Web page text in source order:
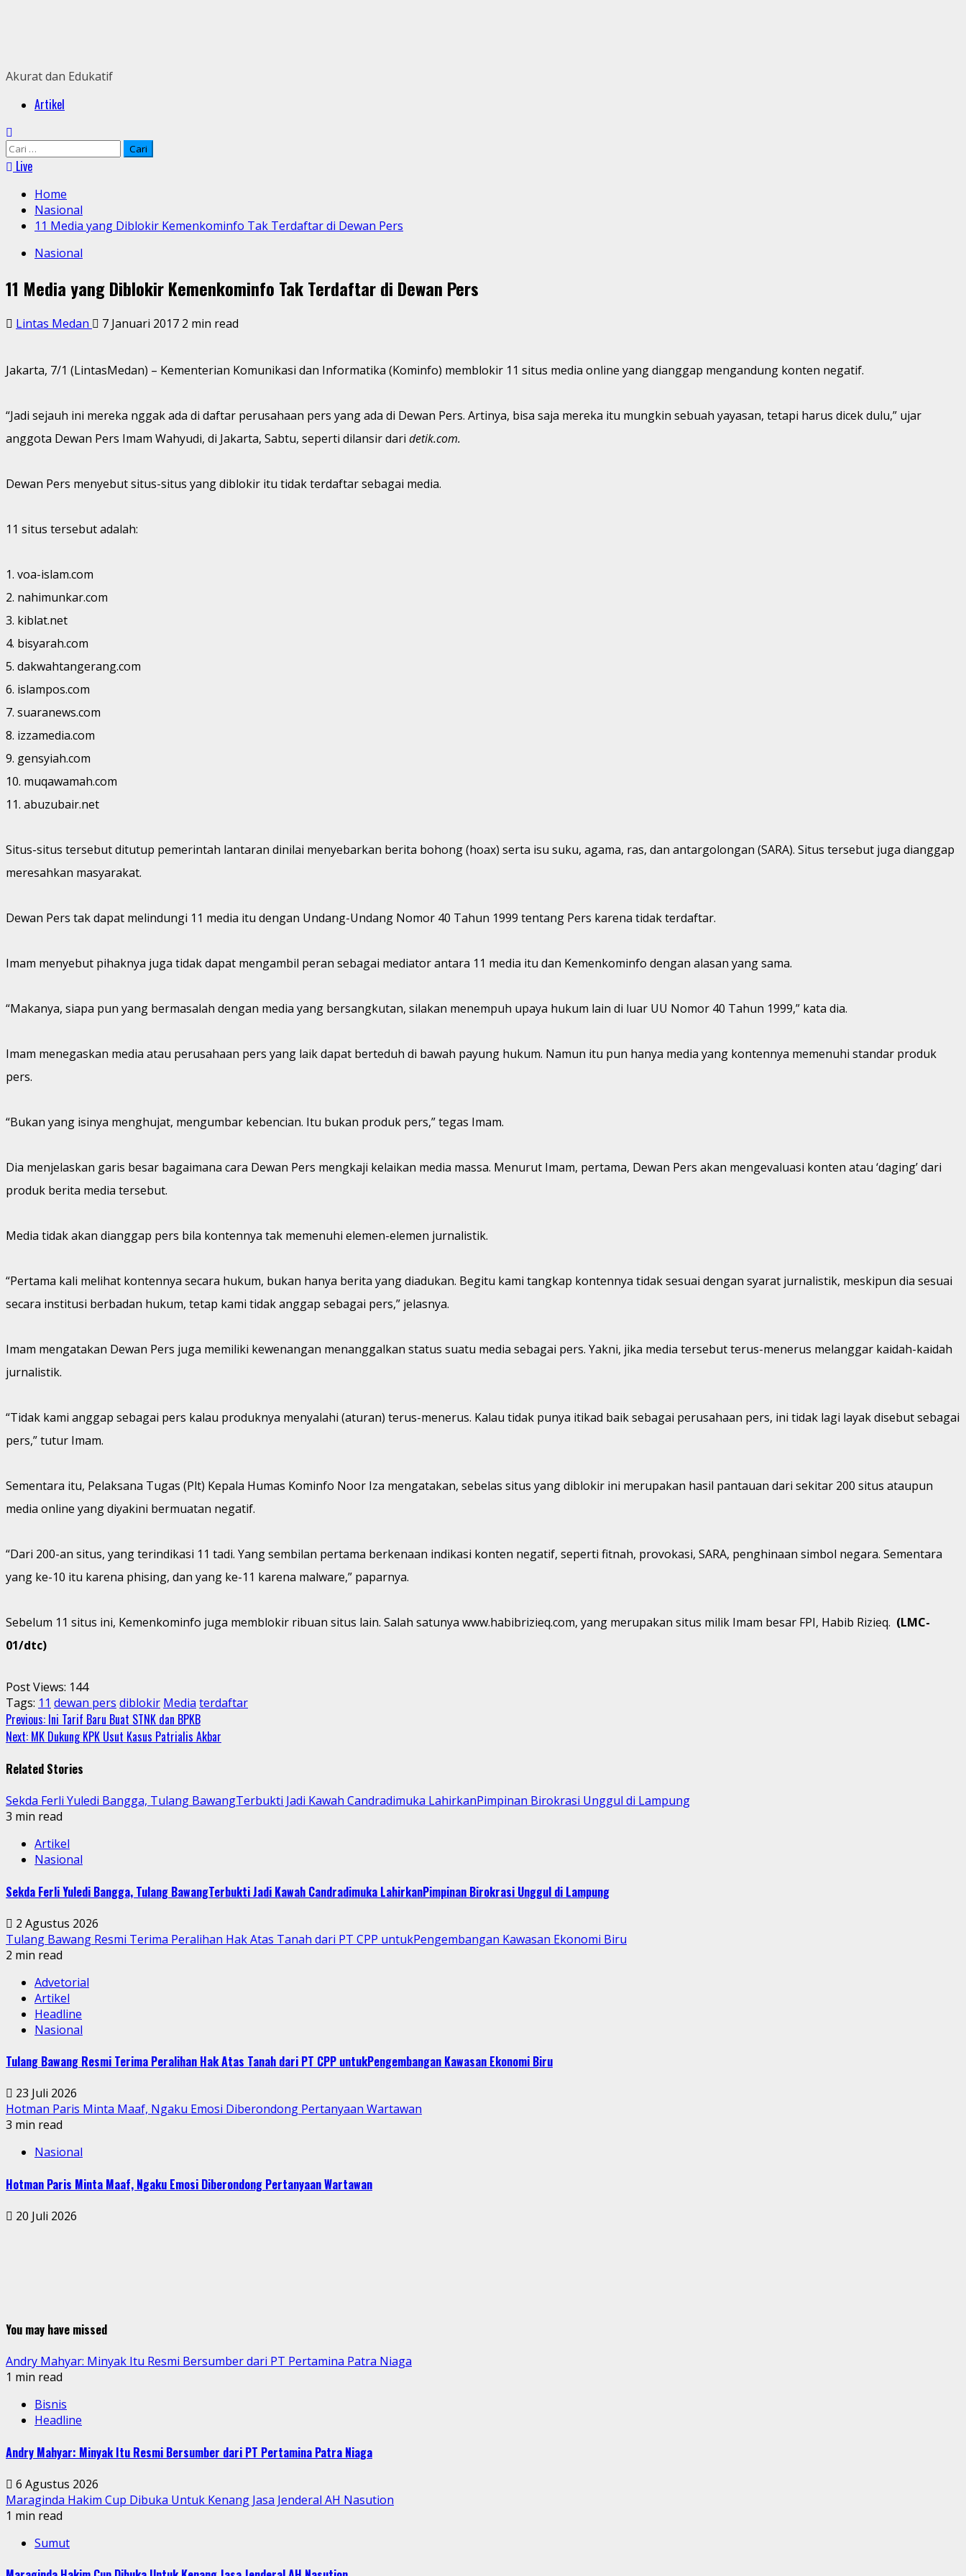
Akurat dan Edukatif
PrimaryArtikel
Cari
untuk:
Live
Home
Nasional
11 Media yang Diblokir Kemenkominfo Tak Terdaftar di Dewan Pers
Nasional
11 Media yang Diblokir Kemenkominfo Tak Terdaftar di Dewan Pers
Lintas Medan 7 Januari 2017 2 min read
Jakarta, 7/1 (LintasMedan) – Kementerian Komunikasi dan Informatika (Kominfo) memblokir 11 situs media online yang dianggap mengandung konten negatif.
“Jadi sejauh ini mereka nggak ada di daftar perusahaan pers yang ada di Dewan Pers. Artinya, bisa saja mereka itu mungkin sebuah yayasan, tetapi harus dicek dulu,” ujar
anggota Dewan Pers Imam Wahyudi, di Jakarta, Sabtu, seperti dilansir dari detik.com.
Dewan Pers menyebut situs-situs yang diblokir itu tidak terdaftar sebagai media.
11 situs tersebut adalah:
1. voa-islam.com
2. nahimunkar.com
3. kiblat.net
4. bisyarah.com
5. dakwahtangerang.com
6. islampos.com
7. suaranews.com
8. izzamedia.com
9. gensyiah.com
10. muqawamah.com
11. abuzubair.net
Situs-situs tersebut ditutup pemerintah lantaran dinilai menyebarkan berita bohong (hoax) serta isu suku, agama, ras, dan antargolongan (SARA). Situs tersebut juga dianggap
meresahkan masyarakat.
Dewan Pers tak dapat melindungi 11 media itu dengan Undang-Undang Nomor 40 Tahun 1999 tentang Pers karena tidak terdaftar.
Imam menyebut pihaknya juga tidak dapat mengambil peran sebagai mediator antara 11 media itu dan Kemenkominfo dengan alasan yang sama.
“Makanya, siapa pun yang bermasalah dengan media yang bersangkutan, silakan menempuh upaya hukum lain di luar UU Nomor 40 Tahun 1999,” kata dia.
Imam menegaskan media atau perusahaan pers yang laik dapat berteduh di bawah payung hukum. Namun itu pun hanya media yang kontennya memenuhi standar produk
pers.
“Bukan yang isinya menghujat, mengumbar kebencian. Itu bukan produk pers,” tegas Imam.
Dia menjelaskan garis besar bagaimana cara Dewan Pers mengkaji kelaikan media massa. Menurut Imam, pertama, Dewan Pers akan mengevaluasi konten atau ‘daging’ dari
produk berita media tersebut.
Media tidak akan dianggap pers bila kontennya tak memenuhi elemen-elemen jurnalistik.
“Pertama kali melihat kontennya secara hukum, bukan hanya berita yang diadukan. Begitu kami tangkap kontennya tidak sesuai dengan syarat jurnalistik, meskipun dia sesuai
secara institusi berbadan hukum, tetap kami tidak anggap sebagai pers,” jelasnya.
Imam mengatakan Dewan Pers juga memiliki kewenangan menanggalkan status suatu media sebagai pers. Yakni, jika media tersebut terus-menerus melanggar kaidah-kaidah
jurnalistik.
“Tidak kami anggap sebagai pers kalau produknya menyalahi (aturan) terus-menerus. Kalau tidak punya itikad baik sebagai perusahaan pers, ini tidak lagi layak disebut sebagai
pers,” tutur Imam.
Sementara itu, Pelaksana Tugas (Plt) Kepala Humas Kominfo Noor Iza mengatakan, sebelas situs yang diblokir ini merupakan hasil pantauan dari sekitar 200 situs ataupun
media online yang diyakini bermuatan negatif.
“Dari 200-an situs, yang terindikasi 11 tadi. Yang sembilan pertama berkenaan indikasi konten negatif, seperti fitnah, provokasi, SARA, penghinaan simbol negara. Sementara
yang ke-10 itu karena phising, dan yang ke-11 karena malware,” paparnya.
Sebelum 11 situs ini, Kemenkominfo juga memblokir ribuan situs lain. Salah satunya www.habibrizieq.com, yang merupakan situs milik Imam besar FPI, Habib Rizieq. (LMC-
01/dtc)
Post Views: 144
Tags: 11 dewan pers diblokir Media terdaftar
Continue
Reading
Previous: Ini Tarif Baru Buat STNK dan BPKB
Next: MK Dukung KPK Usut Kasus Patrialis Akbar
Related Stories
Sekda Ferli Yuledi Bangga, Tulang BawangTerbukti Jadi Kawah Candradimuka LahirkanPimpinan Birokrasi Unggul di Lampung
3 min read
Artikel
Nasional
Sekda Ferli Yuledi Bangga, Tulang BawangTerbukti Jadi Kawah Candradimuka LahirkanPimpinan Birokrasi Unggul di Lampung
2 Agustus 2026
Tulang Bawang Resmi Terima Peralihan Hak Atas Tanah dari PT CPP untukPengembangan Kawasan Ekonomi Biru
2 min read
Advetorial
Artikel
Headline
Nasional
Tulang Bawang Resmi Terima Peralihan Hak Atas Tanah dari PT CPP untukPengembangan Kawasan Ekonomi Biru
23 Juli 2026
Hotman Paris Minta Maaf, Ngaku Emosi Diberondong Pertanyaan Wartawan
3 min read
Nasional
Hotman Paris Minta Maaf, Ngaku Emosi Diberondong Pertanyaan Wartawan
20 Juli 2026
You may have missed
Andry Mahyar: Minyak Itu Resmi Bersumber dari PT Pertamina Patra Niaga
1 min read
Bisnis
Headline
Andry Mahyar: Minyak Itu Resmi Bersumber dari PT Pertamina Patra Niaga
6 Agustus 2026
Maraginda Hakim Cup Dibuka Untuk Kenang Jasa Jenderal AH Nasution
1 min read
Sumut